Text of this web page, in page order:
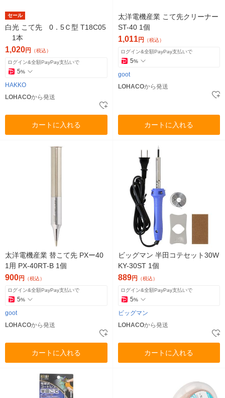
セール
白光 こて先 0．5Ｃ型 T18C05
1本
1,020円 （税込）
ログイン&全額PayPay支払いで
5%
HAKKO
LOHACOから発送
カートに入れる
太洋電機産業 こて先クリーナー
ST-40 1個
1,011円 （税込）
ログイン&全額PayPay支払いで
5%
goot
LOHACOから発送
カートに入れる
太洋電機産業 替こて先 PXー40
1用 PX-40RT-B 1個
900円 （税込）
ログイン&全額PayPay支払いで
5%
goot
LOHACOから発送
カートに入れる
ビッグマン 半田コテセット30W
KY-30ST 1個
889円 （税込）
ログイン&全額PayPay支払いで
5%
ビッグマン
LOHACOから発送
カートに入れる